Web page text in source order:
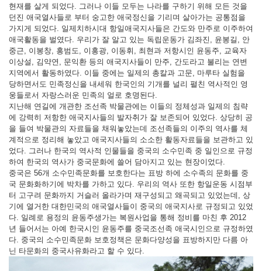
현재를 살게 되었다. 그러나 이들 모두는 나라를 구하기 위해 모든 것을
던진 애국열사들로 부터 숭고한 애국정신을 기리며 살아가는 공통점을
가지게 되었다. 일제치하시대 항일애국지사들은 간도와 만주로 이주하여
애국활동을 벌였다. 우리가 잘 알고 있는 독립운동가 김좌진, 윤봉길, 안
중근, 이봉창, 홍범도, 이홍광, 이동휘, 최현과 저항시인 윤동주, 교육자
이상설, 김약연, 문익환 등의 애국지사들이 만주, 간도라고 불리는 연변
지역에서 활동하였다. 이들 중에는 일제의 총칼과 고문, 마루타 실험을
당하면서도 민족정신을 내세워 한국인의 기개를 널리 펼친 역사적인 영
웅들로서 자랑스러운 민족의 얼로 호명된다.
지난해 연길에 개관한 조선족 박물관에는 이들의 정체성과 일제의 침략
에 강력히 저항한 애국지사들의 발자취가 잘 보존되어 있었다. 상당히 공
을 들여 박물관의 자료들을 채워놓았는데 조선족들의 이주의 역사를 체
계적으로 정리해 놓았고 애국지사들의 소소한 활동자료들을 보관하고 있
었다. 그러나 한국의 역사적 인물들을 중국의 소수민족 중 일인으로 규정
하여 한국의 역사가 중국문화에 쓸어 담아지고 있는 현장이었다.
중국은 56개 소수민족문화를 보호한다는 표방 하에 소수족의 문화를 중
국 문화화하기에 박차를 가하고 있다. 우리의 역사 또한 항일운동 시점부
터 고구려 문화까지 거슬러 올라가며 재구성되고 왜곡되고 있었는데, 상
기에 열거한 대한민국의 애국열사들이 중국의 애국지사로 규정되고 있었
다. 일례로 용정의 윤동주생가는 복원사업을 통해 정비를 마친 후 2012
년 들어서는 아예 한국시인 윤동주를 중국조선족 애국시인으로 규정하였
다. 중국의 소수민족문화 보호정책은 문화다양성을 표방하지만 다름 아
닌 타문화의 중국사유화라고 할 수 있다.